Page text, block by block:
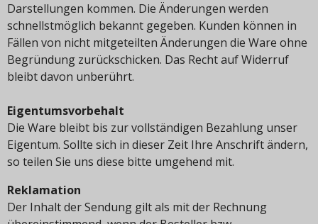
Darstellungen kommen. Die Änderungen werden
schnellstmöglich bekannt gegeben. Kunden können in
Fällen von nicht mitgeteilten Änderungen die Ware ohne
Begründung zurückschicken. Das Recht auf Widerruf
bleibt davon unberührt.
Eigentumsvorbehalt
Die Ware bleibt bis zur vollständigen Bezahlung unser
Eigentum. Sollte sich in dieser Zeit Ihre Anschrift ändern,
so teilen Sie uns diese bitte umgehend mit.
Reklamation
Der Inhalt der Sendung gilt als mit der Rechnung